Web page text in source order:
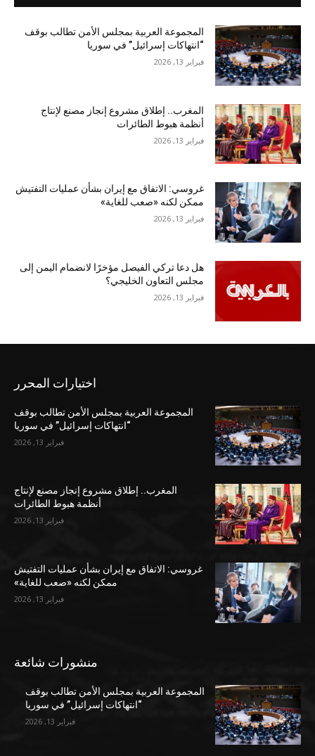
المجموعة العربية بمجلس الأمن تطالب بوقف
“انتهاكات إسرائيل” في سوريا
فبراير 13, 2026
المغرب.. إطلاق مشروع إنجاز مصنع لإنتاج
أنظمة هبوط الطائرات
فبراير 13, 2026
غروسي: الاتفاق مع إيران بشأن عمليات التفتيش
ممكن لكنه «صعب للغاية»
فبراير 13, 2026
هل دعا تركي الفيصل مؤخرًا لانضمام اليمن إلى
مجلس التعاون الخليجي؟
فبراير 13, 2026
اختيارات المحرر
المجموعة العربية بمجلس الأمن تطالب بوقف
“انتهاكات إسرائيل” في سوريا
فبراير 13, 2026
المغرب.. إطلاق مشروع إنجاز مصنع لإنتاج
أنظمة هبوط الطائرات
فبراير 13, 2026
غروسي: الاتفاق مع إيران بشأن عمليات التفتيش
ممكن لكنه «صعب للغاية»
فبراير 13, 2026
منشورات شائعة
المجموعة العربية بمجلس الأمن تطالب بوقف
“انتهاكات إسرائيل” في سوريا
فبراير 13, 2026